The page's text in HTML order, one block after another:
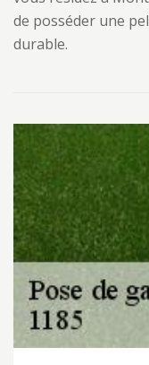
de posséder une
durable.